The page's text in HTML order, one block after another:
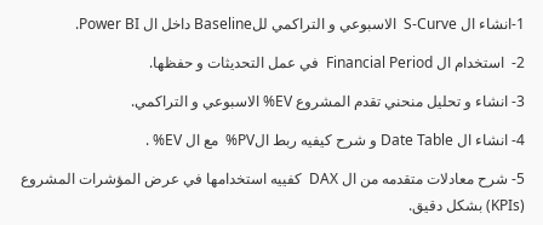
1-انشاء ال S-Curve الاسبوعي و التراكمي للBaseline داخل ال Power BI.
2- استخدام ال Financial Period في عمل التحديثات و حفظها.
3- انشاء و تحليل منحني تقدم المشروع EV% الاسبوعي و التراكمي.
4- انشاء ال Date Table و شرح كيفيه ربط الPV% مع ال EV% .
5- شرح معادلات متقدمه من ال DAX كفييه استخدامها في عرض المؤشرات المشروع
(KPIs) بشكل دقيق.